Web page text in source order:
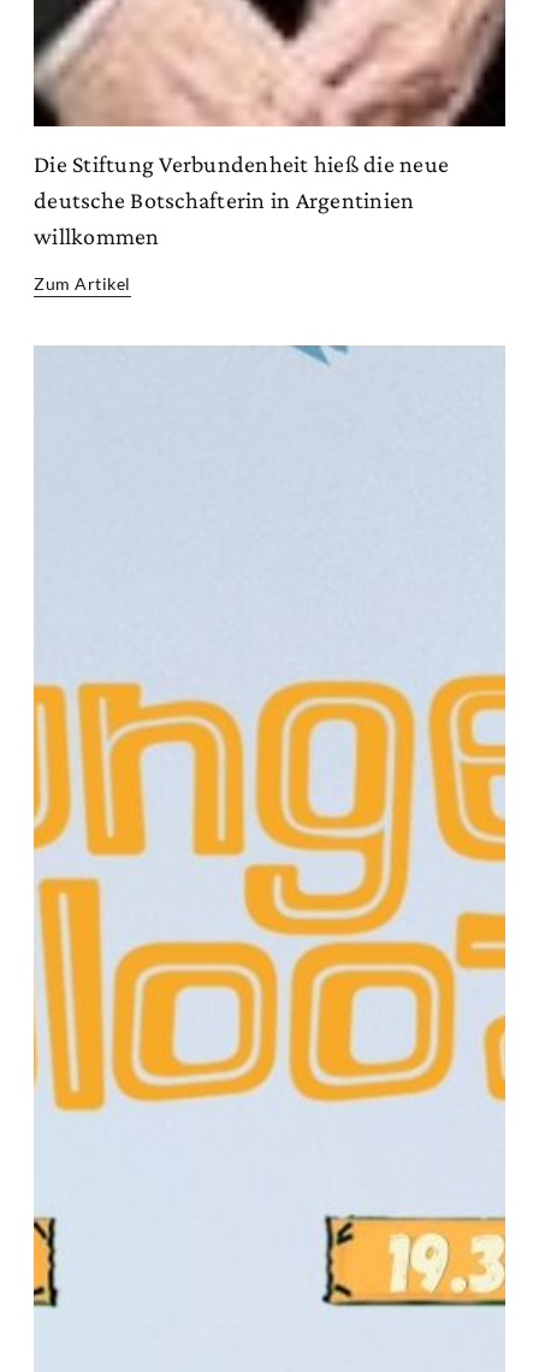
Die Stiftung Verbundenheit hieß die neue
deutsche Botschafterin in Argentinien
willkommen
Zum Artikel